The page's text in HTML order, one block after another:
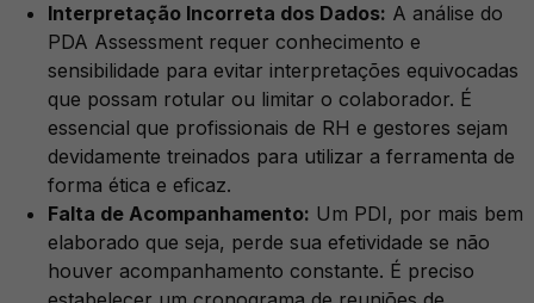
Interpretação Incorreta dos Dados: A análise do
PDA Assessment requer conhecimento e
sensibilidade para evitar interpretações equivocadas
que possam rotular ou limitar o colaborador. É
essencial que profissionais de RH e gestores sejam
devidamente treinados para utilizar a ferramenta de
forma ética e eficaz.
Falta de Acompanhamento: Um PDI, por mais bem
elaborado que seja, perde sua efetividade se não
houver acompanhamento constante. É preciso